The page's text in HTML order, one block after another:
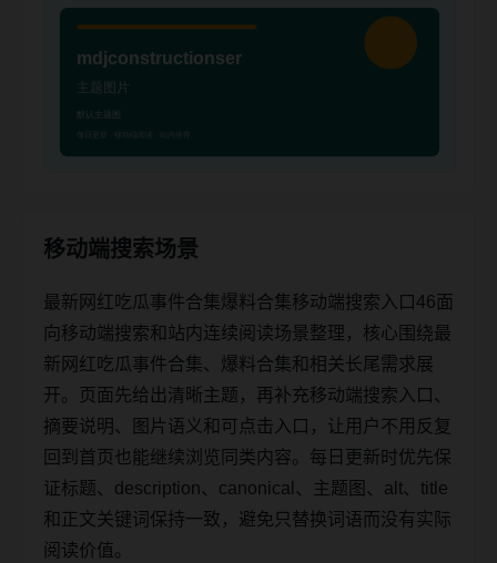
移动端搜索场景
最新网红吃瓜事件合集爆料合集移动端搜索入口46面
向移动端搜索和站内连续阅读场景整理，核心围绕最
新网红吃瓜事件合集、爆料合集和相关长尾需求展
开。页面先给出清晰主题，再补充移动端搜索入口、
摘要说明、图片语义和可点击入口，让用户不用反复
回到首页也能继续浏览同类内容。每日更新时优先保
证标题、description、canonical、主题图、alt、title
和正文关键词保持一致，避免只替换词语而没有实际
阅读价值。